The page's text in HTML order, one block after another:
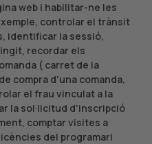
web i habilitar-ne les
controlar el trànsit
identificar la sessió,
recordar els
( carret de la
compra d'una comanda,
el frau vinculat a la
la sol·licitud d'inscripció
comptar visites a
del programari